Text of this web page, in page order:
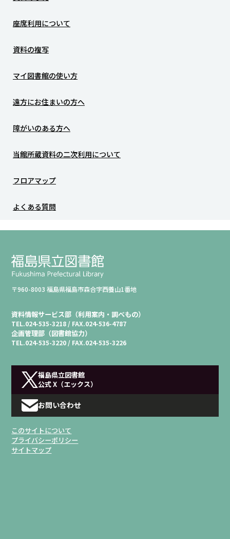
座席利用について
資料の複写
マイ図書館の使い方
遠方にお住まいの方へ
障がいのある方へ
当館所蔵資料の二次利用について
フロアマップ
よくある質問
〒960-8003 福島県福島市森合字西養山1番地
資料情報サービス部（利用案内・調べもの）
TEL.024-535-3218 / FAX.024-536-4787
企画管理部（図書館協力）
TEL.024-535-3220 / FAX.024-535-3226
福島県立図書館
公式 X（エックス）
お問い合わせ
このサイトについて
プライバシーポリシー
サイトマップ